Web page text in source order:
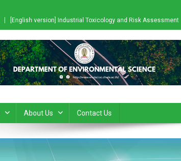
[English version] Industrial Toxicology and Risk Assessment
About Us Contact Us